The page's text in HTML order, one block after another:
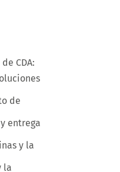
CDA:
de
entrega
y la
la